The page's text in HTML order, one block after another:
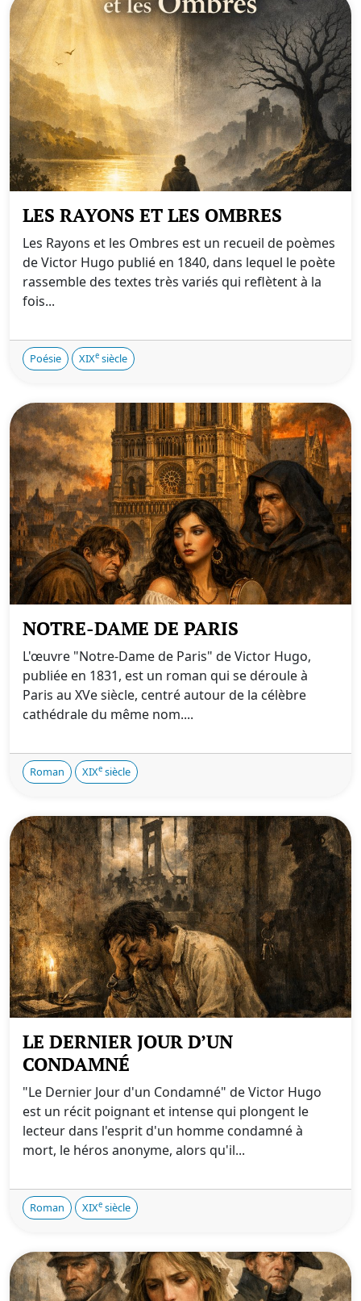
LES RAYONS ET LES OMBRES
Les Rayons et les Ombres est un recueil de poèmes
de Victor Hugo publié en 1840, dans lequel le poète
rassemble des textes très variés qui reflètent à la
fois...
Poésie XIXe siècle
NOTRE-DAME DE PARIS
L'œuvre "Notre-Dame de Paris" de Victor Hugo,
publiée en 1831, est un roman qui se déroule à
Paris au XVe siècle, centré autour de la célèbre
cathédrale du même nom....
Roman XIXe siècle
LE DERNIER JOUR D’UN
CONDAMNÉ
"Le Dernier Jour d'un Condamné" de Victor Hugo
est un récit poignant et intense qui plongent le
lecteur dans l'esprit d'un homme condamné à
mort, le héros anonyme, alors qu'il...
Roman XIXe siècle